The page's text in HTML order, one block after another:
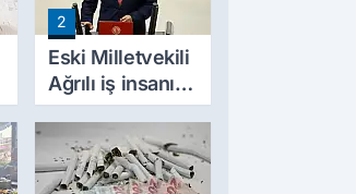
2
Eski Milletvekili
Ağrılı iş insanı
hayatını kaybetti